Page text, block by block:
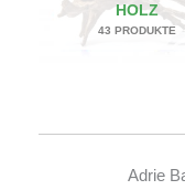
HOLZ
43 PRODUKTE
Adrie